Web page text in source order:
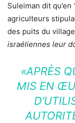
Suleiman dit
agriculteurs
des puits du
israéliennes leur
«APRÈS
MIS EN